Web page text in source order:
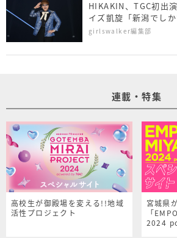
HIKAKIN、TGC初出
イズ凱旋「新潟でし
NAMICS presents
girlswalker編集部
連載・特集
高校生が御殿場を変える!!地域
活性プロジェクト
宮城県
「
2024